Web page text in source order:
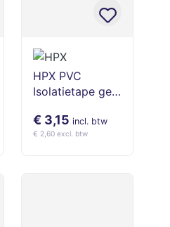
HPX PVC
Isolatietape geel
€ 3,15 incl. btw
€ 2,60 excl. btw